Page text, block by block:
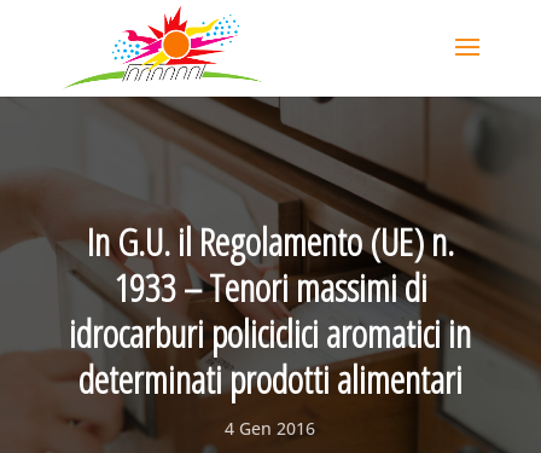
In G.U. il Regolamento (UE) n.
1933 – Tenori massimi di
idrocarburi policiclici aromatici in
determinati prodotti alimentari
4 Gen 2016